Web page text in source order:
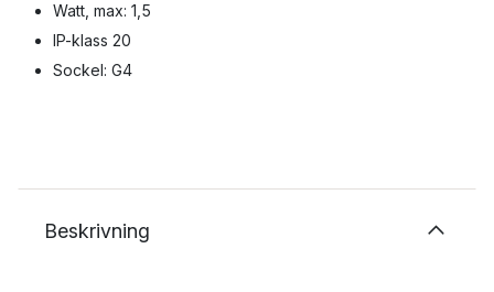
Watt, max: 1,5
IP-klass 20
Sockel: G4
Beskrivning